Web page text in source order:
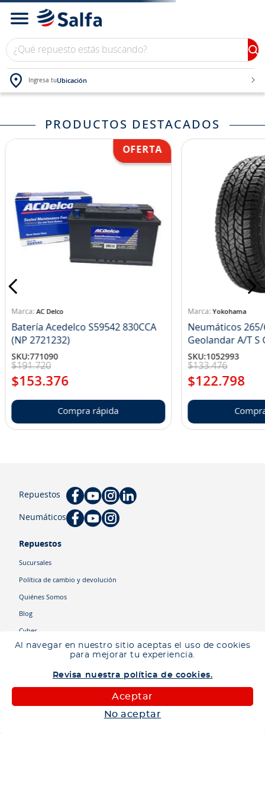
Al navegar en nuestro sitio aceptas el uso de cookies
para mejorar tu experiencia.
Revisa nuestra política de cookies.
Aceptar
No aceptar
¿Qué repuesto estás buscando?
1.
bateria
4.
yokohama
5.
jockey
6
215
10. jockey john deere
Ingresa tuUbicación
PRODUCTOS DESTACADOS
AC Delco
Batería Acedelco S59542 830CCA
(NP 2721232)
SKU:771090
$191.720
$153.376
Compra rápida
Yokohama
Neumáticos 265/
SKU:1052993
$133.476
$122.798
Repuestos
Neumáticos
Repuestos
Sucursales
Política de cambio y devolución
Quiénes Somos
Blog
Cyber
Autos